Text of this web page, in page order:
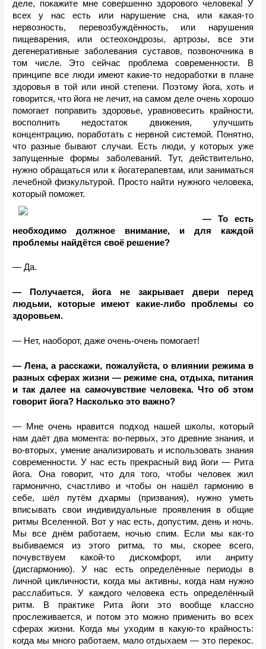
деле, покажите мне совершенно здорового человека! У
всех у нас есть или нарушение сна, или какая-то
нервозность, перевозбуждённость, или нарушения
пищеварения, или остеохондрозы, артрозы, все эти
дегенеративные заболевания суставов, позвоночника в
том числе. Это сейчас проблема современности. В
принципе все люди имеют какие-то недоработки в плане
здоровья в той или иной степени. Поэтому йога, хоть и
говорится, что йога не лечит, на самом деле очень хорошо
помогает поправить здоровье, уравновесить крайности,
восполнить недостаток движения, улучшить
концентрацию, поработать с нервной системой. Понятно,
что разные бывают случаи. Есть люди, у которых уже
запущенные формы заболеваний. Тут, действительно,
нужно обращаться или к йогатерапевтам, или заниматься
лечебной физкультурой. Просто найти нужного человека,
который поможет.
— То есть
необходимо должное внимание, и для каждой
проблемы найдётся своё решение?
— Да.
— Получается, йога не закрывает двери перед
людьми, которые имеют какие-либо проблемы со
здоровьем.
— Нет, наоборот, даже очень-очень помогает!
— Лена, а расскажи, пожалуйста, о влиянии режима в
разных сферах жизни — режиме сна, отдыха, питания
и так далее на самочувствие человека. Что об этом
говорит йога? Насколько это важно?
— Мне очень нравится подход нашей школы, который
нам даёт два момента: во-первых, это древние знания, и
во-вторых, умение анализировать и использовать знания
современности. У нас есть прекрасный вид йоги — Рита
йога. Она говорит, что для того, чтобы человек жил
гармонично, счастливо и чтобы он нашёл гармонию в
себе, шёл путём дхармы (призвания), нужно уметь
вписывать свои индивидуальные проявления в общие
ритмы Вселенной. Вот у нас есть, допустим, день и ночь.
Мы все днём работаем, ночью спим. Если мы как-то
выбиваемся из этого ритма, то мы, скорее всего,
почувствуем какой-то дискомфорт, или анриту
(дисгармонию). У нас есть определённые периоды в
личной цикличности, когда мы активны, когда нам нужно
расслабиться. У каждого человека есть определённый
ритм. В практике Рита йоги это вообще классно
прослеживается, и потом это можно применить во всех
сферах жизни. Когда мы уходим в какую-то крайность:
когда мы много работаем, мало отдыхаем — это перекос.